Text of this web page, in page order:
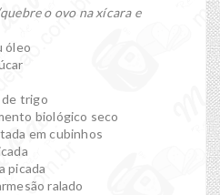
o ovo na xícara e
óleo
de trigo
biológico seco
em cubinhos
picada
ralado